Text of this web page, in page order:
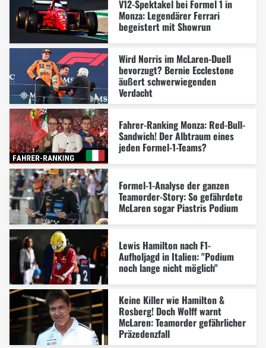
V12-Spektakel bei Formel 1 in
Monza: Legendärer Ferrari
begeistert mit Showrun
Wird Norris im McLaren-Duell
bevorzugt? Bernie Ecclestone
äußert schwerwiegenden
Verdacht
Fahrer-Ranking Monza: Red-Bull-
Sandwich! Der Albtraum eines
jeden Formel-1-Teams?
Formel-1-Analyse der ganzen
Teamorder-Story: So gefährdete
McLaren sogar Piastris Podium
Lewis Hamilton nach F1-
Aufholjagd in Italien: "Podium
noch lange nicht möglich"
Keine Killer wie Hamilton &
Rosberg! Doch Wolff warnt
McLaren: Teamorder gefährlicher
Präzedenzfall